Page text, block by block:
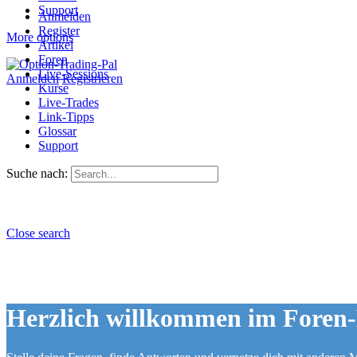
Support
More options
Anmelden Registrieren
Anmelden
Register
Artikel
Foren
Live-Sessions
Kurse
Live-Trades
Link-Tipps
Glossar
Support
Suche nach:
Close search
Herzlich willkommen im